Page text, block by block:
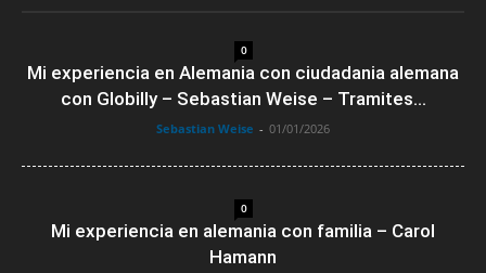
0
Mi experiencia en Alemania con ciudadania alemana
con Globilly – Sebastian Weise – Tramites...
Sebastian Weise - 01/01/2026
0
Mi experiencia en alemania con familia – Carol
Hamann